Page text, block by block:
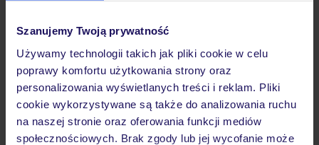
Szanujemy Twoją prywatność
Używamy technologii takich jak pliki cookie w celu
poprawy komfortu użytkowania strony oraz
personalizowania wyświetlanych treści i reklam. Pliki
cookie wykorzystywane są także do analizowania ruchu
na naszej stronie oraz oferowania funkcji mediów
społecznościowych. Brak zgody lub jej wycofanie może
Wyżywienie
Atrakcje
Ważne informacje